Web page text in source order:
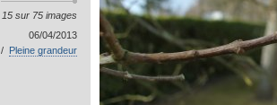
15 sur 75 images
06/04/2013
/ Pleine grandeur